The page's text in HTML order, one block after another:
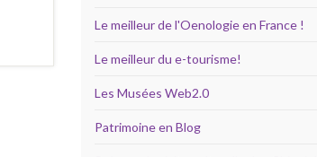
Le meilleur de l'Oenologie en France !
Le meilleur du e-tourisme!
Les Musées Web2.0
Patrimoine en Blog